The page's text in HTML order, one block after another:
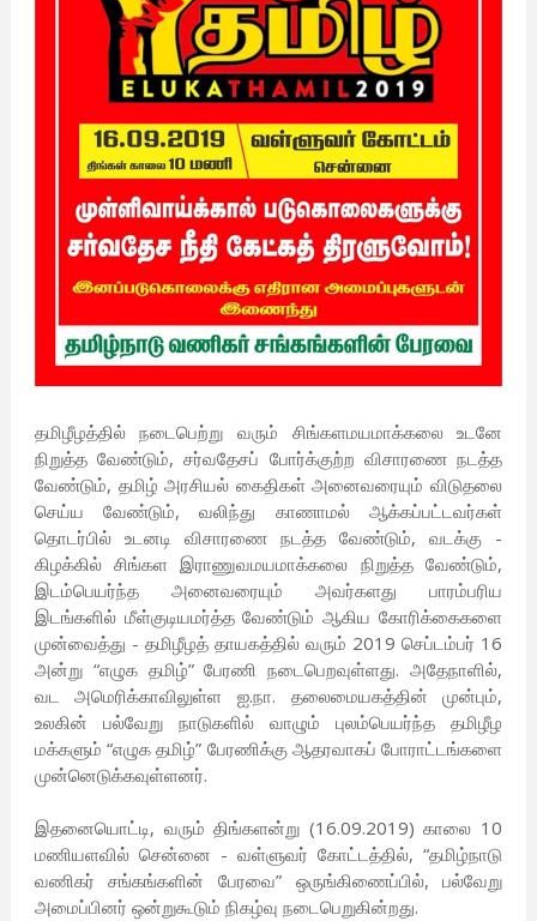
தமிழீழத்தில் நடைபெற்று வரும் சிங்களமயமாக்கலை உடனே
நிறுத்த வேண்டும், சர்வதேசப் போர்க்குற்ற விசாரணை நடத்த
வேண்டும், தமிழ் அரசியல் கைதிகள் அனைவரையும் விடுதலை
செய்ய வேண்டும், வலிந்து காணாமல் ஆக்கப்பட்டவர்கள்
தொடர்பில் உடனடி விசாரணை நடத்த வேண்டும், வடக்கு -
கிழக்கில் சிங்கள இராணுவமயமாக்கலை நிறுத்த வேண்டும்,
இடம்பெயர்ந்த அனைவரையும் அவர்களது பாரம்பரிய
இடங்களில் மீள்குடியமர்த்த வேண்டும் ஆகிய கோரிக்கைகளை
முன்வைத்து - தமிழீழத் தாயகத்தில் வரும் 2019 செப்டம்பர் 16
அன்று “எழுக தமிழ்” பேரணி நடைபெறவுள்ளது. அதேநாளில்,
வட அமெரிக்காவிலுள்ள ஐ.நா. தலைமையகத்தின் முன்பும்,
உலகின் பல்வேறு நாடுகளில் வாழும் புலம்பெயர்ந்த தமிழீழ
மக்களும் “எழுக தமிழ்” பேரணிக்கு ஆதரவாகப் போராட்டங்களை
முன்னெடுக்கவுள்ளனர்.
இதனையொட்டி, வரும் திங்களன்று (16.09.2019) காலை 10
மணியளவில் சென்னை - வள்ளுவர் கோட்டத்தில், “தமிழ்நாடு
வணிகர் சங்கங்களின் பேரவை” ஒருங்கிணைப்பில், பல்வேறு
அமைப்பினர் ஒன்றுகூடும் நிகழ்வு நடைபெறுகின்றது.